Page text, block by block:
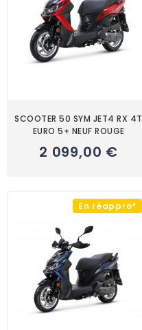
SCOOTER 50 SYM JET4 RX 4T
EURO 5+ NEUF ROUGE
2 099,00 €
En réappro*